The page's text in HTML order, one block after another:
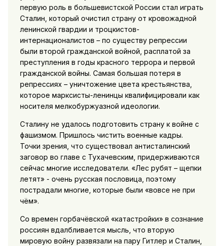
первую роль в большевистской России стал играть
Сталин, который очистил страну от кровожадной
ленинской гвардии и троцкистов-
интернационалистов – по существу репрессии
были второй гражданской войной, расплатой за
преступления в годы красного террора и первой
гражданской войны. Самая большая потеря в
репрессиях – уничтожение цвета крестьянства,
которое марксисты-ленинцы квалифицировали как
носителя мелкобуржуазной идеологии.
Сталину не удалось подготовить страну к войне с
фашизмом. Пришлось чистить военные кадры.
Точки зрения, что существовал антисталинский
заговор во главе с Тухачевским, придерживаются
сейчас многие исследователи. «Лес рубят – щепки
летят» - очень русская пословица, поэтому
пострадали многие, которые были «вовсе не при
чём».
Со времен горбачёвской «катастройки» в сознание
россиян вдалбливается мысль, что вторую
мировую войну развязали на пару Гитлер и Сталин,